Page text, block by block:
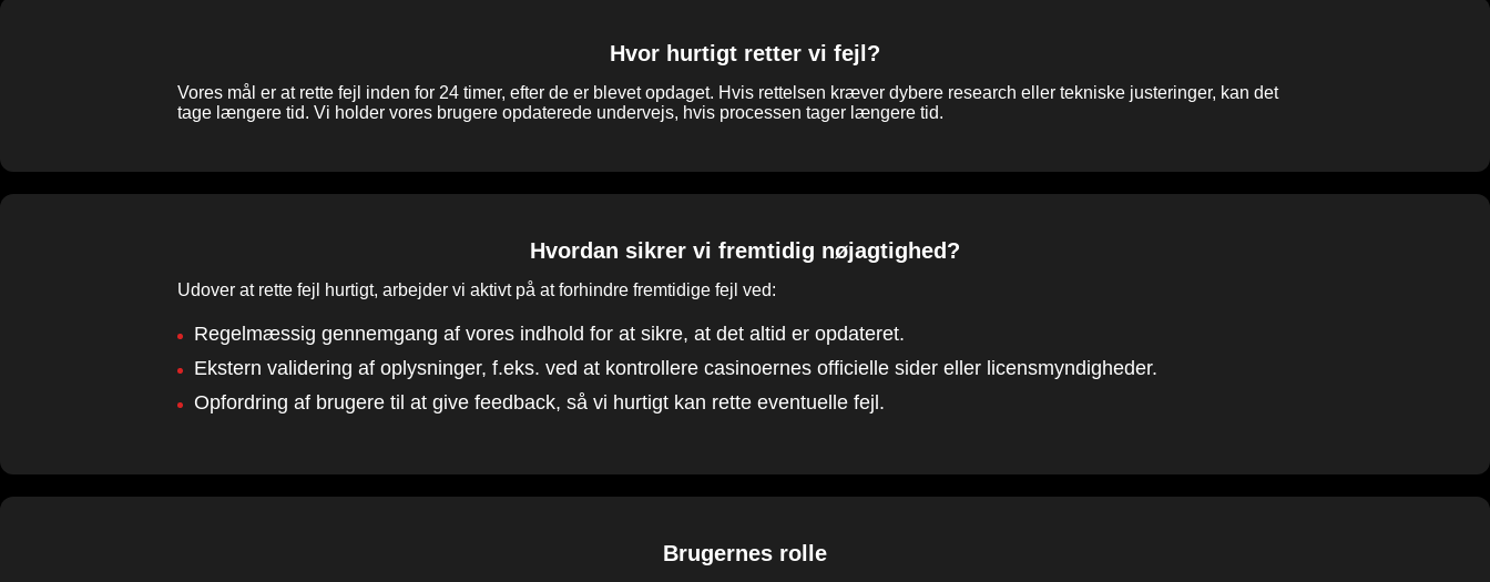
Hvor hurtigt retter vi fejl?
Vores mål er at rette fejl inden for 24 timer, efter de er blevet opdaget. Hvis rettelsen kræver dybere research eller tekniske justeringer, kan det
tage længere tid. Vi holder vores brugere opdaterede undervejs, hvis processen tager længere tid.
Hvordan sikrer vi fremtidig nøjagtighed?
Udover at rette fejl hurtigt, arbejder vi aktivt på at forhindre fremtidige fejl ved:
Regelmæssig gennemgang af vores indhold for at sikre, at det altid er opdateret.
Ekstern validering af oplysninger, f.eks. ved at kontrollere casinoernes officielle sider eller licensmyndigheder.
Opfordring af brugere til at give feedback, så vi hurtigt kan rette eventuelle fejl.
Brugernes rolle